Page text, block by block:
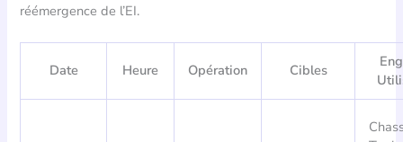
réémergence de l’EI.
Date Heure Opération Cibles